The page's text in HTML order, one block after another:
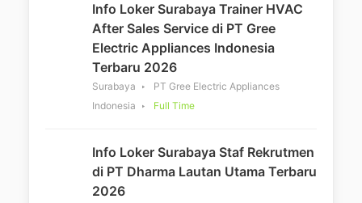
Info Loker Surabaya Trainer HVAC
After Sales Service di PT Gree
Electric Appliances Indonesia
Terbaru 2026
Surabaya
PT Gree Electric Appliances
Indonesia
Full Time
Info Loker Surabaya Staf Rekrutmen
di PT Dharma Lautan Utama Terbaru
2026